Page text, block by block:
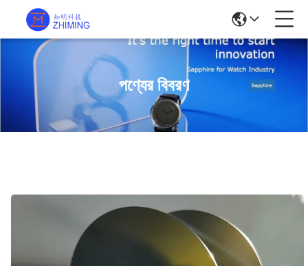
পণ্যের বিবরণ